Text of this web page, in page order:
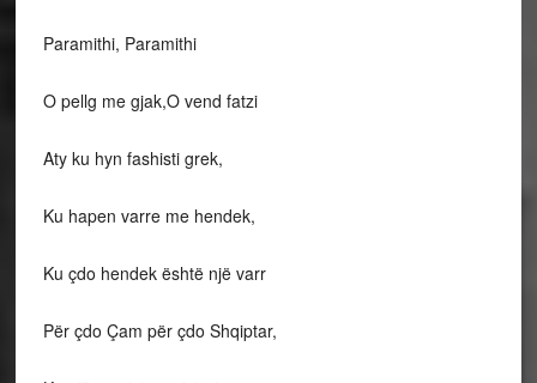
Paramithi, Paramithi
O pellg me gjak,O vend fatzi
Aty ku hyn fashisti grek,
Ku hapen varre me hendek,
Ku çdo hendek është një varr
Për çdo Çam për çdo Shqiptar,